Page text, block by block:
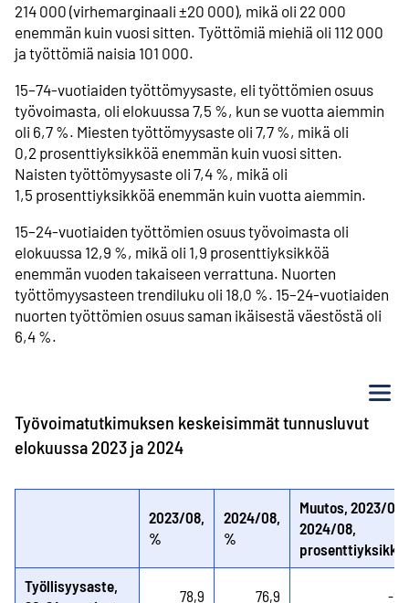
214 000 (virhemarginaali ±20 000), mikä oli 22 000
enemmän kuin vuosi sitten. Työttömiä miehiä oli 112 000
ja työttömiä naisia 101 000.
15–74-vuotiaiden työttömyysaste, eli työttömien osuus
työvoimasta, oli elokuussa 7,5 %, kun se vuotta aiemmin
oli 6,7 %. Miesten työttömyysaste oli 7,7 %, mikä oli
0,2 prosenttiyksikköä enemmän kuin vuosi sitten.
Naisten työttömyysaste oli 7,4 %, mikä oli
1,5 prosenttiyksikköä enemmän kuin vuotta aiemmin.
15–24-vuotiaiden työttömien osuus työvoimasta oli
elokuussa 12,9 %, mikä oli 1,9 prosenttiyksikköä
enemmän vuoden takaiseen verrattuna. Nuorten
työttömyysasteen trendiluku oli 18,0 %. 15–24-vuotiaiden
nuorten työttömien osuus saman ikäisestä väestöstä oli
6,4 %.
Työvoimatutkimuksen keskeisimmät tunnusluvut
elokuussa 2023 ja 2024
2023/08,
%
2024/08,
%
Muutos, 2023/08
2024/08,
Työllisyysaste,
78,9 76,9 -